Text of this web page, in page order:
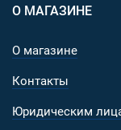
О МАГАЗИНЕ
О магазине
Контакты
Юридическим